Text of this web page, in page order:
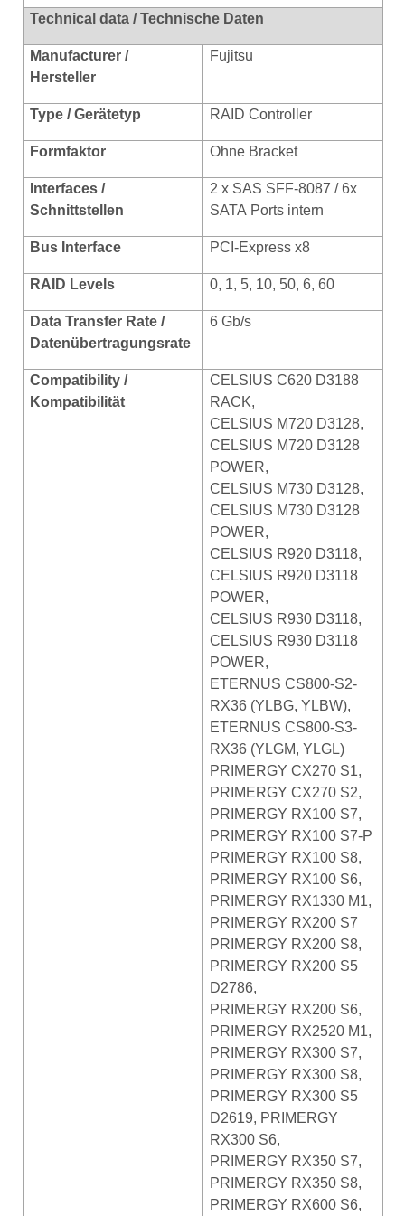
Technical data / Technische Daten
Manufacturer /
Hersteller
Fujitsu
Type / Gerätetyp RAID Controller
Formfaktor Ohne Bracket
Interfaces /
Schnittstellen
2 x SAS SFF-8087 / 6x
SATA Ports intern
Bus Interface PCI-Express x8
RAID Levels 0, 1, 5, 10, 50, 6, 60
Data Transfer Rate /
Datenübertragungsrate
6 Gb/s
Compatibility /
Kompatibilität
CELSIUS C620 D3188
RACK,
CELSIUS M720 D3128,
CELSIUS M720 D3128
POWER,
CELSIUS M730 D3128,
CELSIUS M730 D3128
POWER,
CELSIUS R920 D3118,
CELSIUS R920 D3118
POWER,
CELSIUS R930 D3118,
CELSIUS R930 D3118
POWER,
ETERNUS CS800-S2-
RX36 (YLBG, YLBW),
ETERNUS CS800-S3-
RX36 (YLGM, YLGL)
PRIMERGY CX270 S1,
PRIMERGY CX270 S2,
PRIMERGY RX100 S7,
PRIMERGY RX100 S7-P
PRIMERGY RX100 S8,
PRIMERGY RX100 S6,
PRIMERGY RX1330 M1,
PRIMERGY RX200 S7
PRIMERGY RX200 S8,
PRIMERGY RX200 S5
D2786,
PRIMERGY RX200 S6,
PRIMERGY RX2520 M1,
PRIMERGY RX300 S7,
PRIMERGY RX300 S8,
PRIMERGY RX300 S5
D2619, PRIMERGY
RX300 S6,
PRIMERGY RX350 S7,
PRIMERGY RX350 S8,
PRIMERGY RX600 S6,